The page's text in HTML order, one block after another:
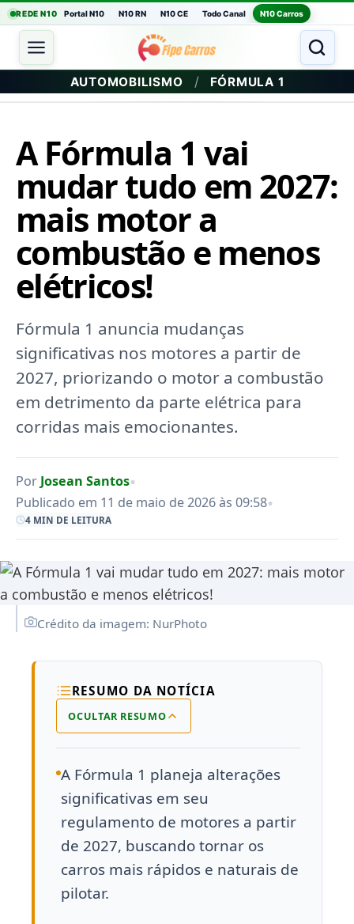
REDE N10 Portal N10 N10 RN N10 CE Todo Canal N10 Carros
AUTOMOBILISMO / FÓRMULA 1
A Fórmula 1 vai
mudar tudo em 2027:
mais motor a
combustão e menos
elétricos!
Fórmula 1 anuncia mudanças
significativas nos motores a partir de
2027, priorizando o motor a combustão
em detrimento da parte elétrica para
corridas mais emocionantes.
Por Josean Santos•
Publicado em 11 de maio de 2026 às 09:58•
4 MIN DE LEITURA
Crédito da imagem: NurPhoto
RESUMO DA NOTÍCIA
OCULTAR RESUMO
A Fórmula 1 planeja alterações
significativas em seu
regulamento de motores a partir
de 2027, buscando tornar os
carros mais rápidos e naturais de
pilotar.